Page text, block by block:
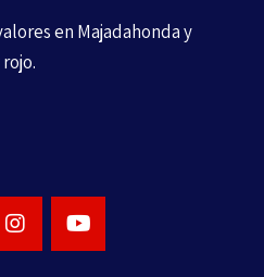
en Majadahonda y